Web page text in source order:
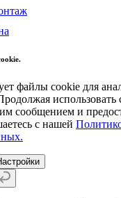
файлы cookie для
использовать
сообщением и
с нашей